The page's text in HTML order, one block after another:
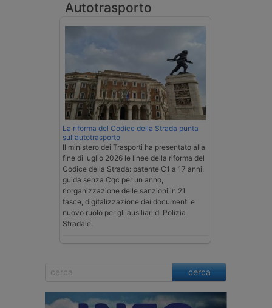
Autotrasporto
La riforma del Codice della Strada punta
sull’autotrasporto
Il ministero dei Trasporti ha presentato alla
fine di luglio 2026 le linee della riforma del
Codice della Strada: patente C1 a 17 anni,
guida senza Cqc per un anno,
riorganizzazione delle sanzioni in 21
fasce, digitalizzazione dei documenti e
nuovo ruolo per gli ausiliari di Polizia
Stradale.
cerca